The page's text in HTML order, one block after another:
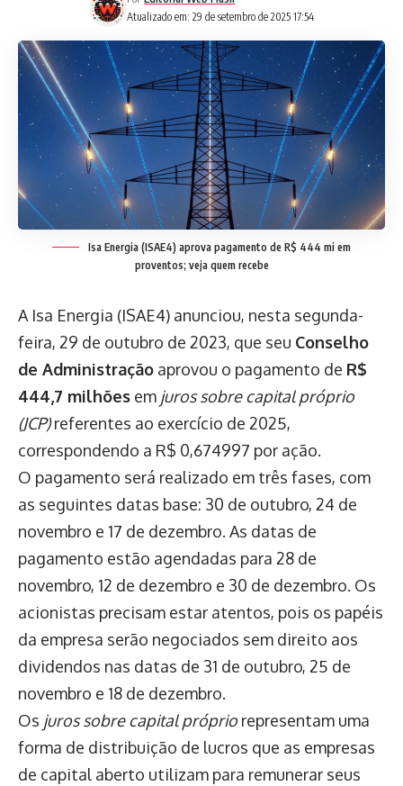
Atualizado em: 29 de setembro de 2025 17:54
Isa Energia (ISAE4) aprova pagamento de R$ 444 mi em
proventos; veja quem recebe
A Isa Energia (ISAE4) anunciou, nesta segunda-
feira, 29 de outubro de 2023, que seu Conselho
de Administração aprovou o pagamento de R$
444,7 milhões em juros sobre capital próprio
(JCP)referentes ao exercício de 2025,
correspondendo a R$ 0,674997 por ação.
O pagamento será realizado em três fases, com
as seguintes datas base: 30 de outubro, 24 de
novembro e 17 de dezembro. As datas de
pagamento estão agendadas para 28 de
novembro, 12 de dezembro e 30 de dezembro. Os
acionistas precisam estar atentos, pois os papéis
da empresa serão negociados sem direito aos
dividendos nas datas de 31 de outubro, 25 de
novembro e 18 de dezembro.
Os juros sobre capital própriorepresentam uma
forma de distribuição de lucros que as empresas
de capital aberto utilizam para remunerar seus